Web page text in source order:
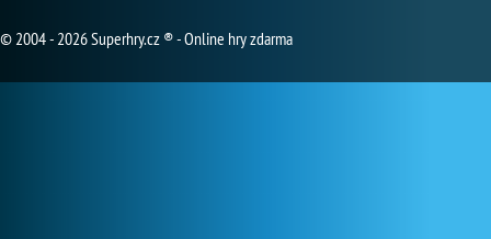
© 2004 - 2026 Superhry.cz ® - Online hry zdarma